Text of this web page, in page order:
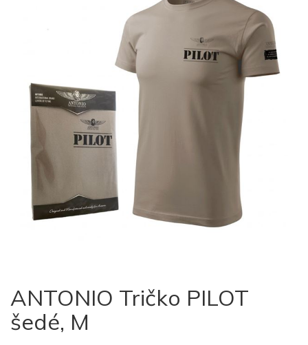
ANTONIO Tričko PILOT
šedé, M